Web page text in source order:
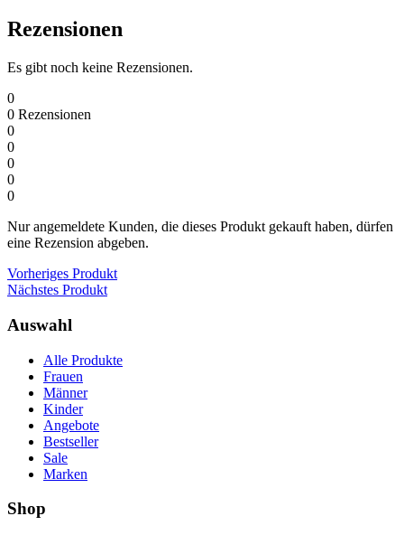
Rezensionen
Es gibt noch keine Rezensionen.
0
0 Rezensionen
0
0
0
0
0
Nur angemeldete Kunden, die dieses Produkt gekauft haben, dürfen
eine Rezension abgeben.
Vorheriges Produkt
Nächstes Produkt
Auswahl
Alle Produkte
Frauen
Männer
Kinder
Angebote
Bestseller
Sale
Marken
Shop